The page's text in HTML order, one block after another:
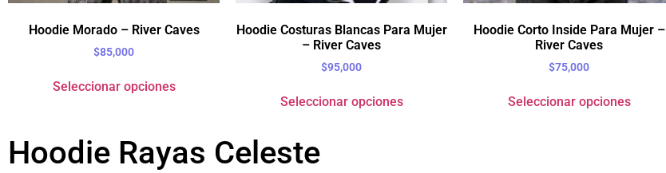
Hoodie Morado – River Caves
$85,000
Seleccionar opciones
Hoodie Costuras Blancas Para Mujer
– River Caves
$95,000
Seleccionar opciones
Hoodie Corto Inside Para Mujer –
River Caves
$75,000
Seleccionar opciones
Hoodie Rayas Celeste